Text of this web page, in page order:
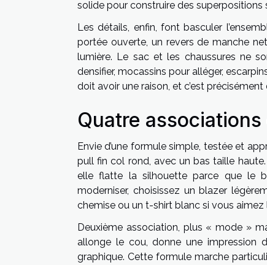
solide pour construire des superpositions
Les détails, enfin, font basculer
portée ouverte, un revers de manche
lumière. Le sac et les chaussures ne
densifier, mocassins pour alléger,
doit avoir une raison, et c’est
Quatre
Envie d’une formule simple, testée et
pull fin col rond, avec un bas taille
elle flatte la silhouette parce que le
moderniser, choisissez un blazer
chemise ou un t-shirt blanc si vous aimez
Deuxième association, plus « mode »
allonge le cou, donne une
graphique. Cette formule marche